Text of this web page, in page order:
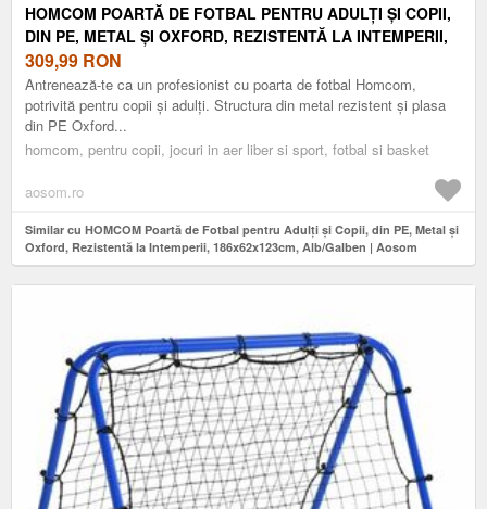
HOMCOM POARTĂ DE FOTBAL PENTRU ADULȚI ȘI COPII,
DIN PE, METAL ȘI OXFORD, REZISTENTĂ LA INTEMPERII,
186X62X123CM, ALB/GALBEN | AOSOM ROMANIA
309,99 RON
Antrenează-te ca un profesionist cu poarta de fotbal Homcom,
potrivită pentru copii și adulți. Structura din metal rezistent și plasa
din PE Oxford...
homcom, pentru copii, jocuri in aer liber si sport, fotbal si basket
aosom.ro
Similar cu HOMCOM Poartă de Fotbal pentru Adulți și Copii, din PE, Metal și
Oxford, Rezistentă la Intemperii, 186x62x123cm, Alb/Galben | Aosom
Romania